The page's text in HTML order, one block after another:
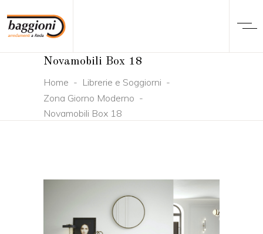
Novamobili Box 18
Home - Librerie e Soggiorni -
Zona Giorno Moderno -
Novamobili Box 18